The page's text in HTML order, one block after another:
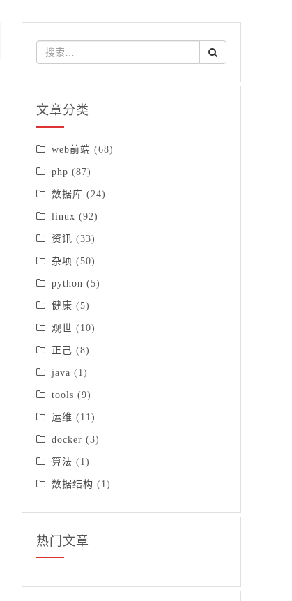
文章分类
web前端 (68)
php (87)
数据库 (24)
linux (92)
资讯 (33)
杂项 (50)
python (5)
健康 (5)
观世 (10)
正己 (8)
java (1)
tools (9)
运维 (11)
docker (3)
算法 (1)
数据结构 (1)
热门文章